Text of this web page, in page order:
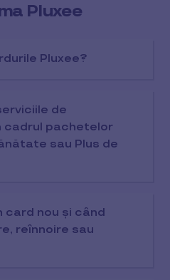
Pluxee
Pluxee?
de
cadrul pachetelor
sau Plus de
card nou și când
reînnoire sau